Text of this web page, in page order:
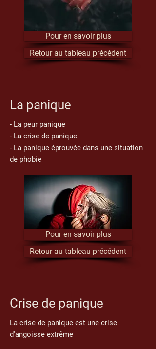
Pour en savoir plus
Retour au tableau précédent
La panique
- La peur panique
- La crise de panique
- La panique éprouvée dans une situation
de phobie
Pour en savoir plus
Retour au tableau précédent
Crise de panique
La crise de panique est une crise
d'angoisse extrême